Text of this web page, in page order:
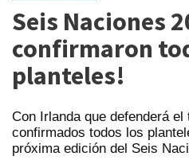
Seis Naciones
confirmaron
planteles!
Con Irlanda que defenderá
confirmados todos los
próxima edición del Seis